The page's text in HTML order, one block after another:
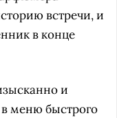
встречи, и
в конце
и
меню быстрого